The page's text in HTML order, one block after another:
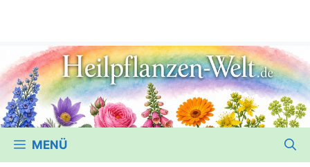
MENÜ